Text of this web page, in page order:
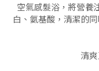
空氣感髮浴，將營養
白、氨基酸，清潔的
清